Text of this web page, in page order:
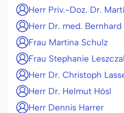
Herr Priv.-Doz. Dr.
Herr Dr. med.
Frau Martina Schulz
Frau Stephanie
Herr Dr. Christoph
Herr Dr. Helmut Hösl
Herr Dennis Harrer